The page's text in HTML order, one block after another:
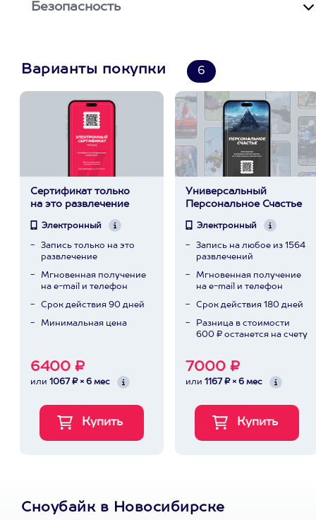
Безопасность
Варианты покупки 6
Сертификат только
на это развлечение
Электронный
Запись только на это
развлечение
Мгновенная получение
на e-mail и телефон
Срок действия 90 дней
Минимальная цена
6400 ₽
или 1067 ₽ × 6 мес
Универсальный
Персональное Счастье
Электронный
Запись на любое из 1564
развлечений
Мгновенная получение
на e-mail и телефон
Срок действия 180 дней
Разница в стоимости
600 ₽ останется на счету
7000 ₽
или 1167 ₽ × 6 мес
Сноубайк в Новосибирске